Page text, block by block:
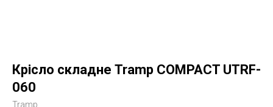
Крісло складне Tramp COMPACT UTRF-
060
Tramp